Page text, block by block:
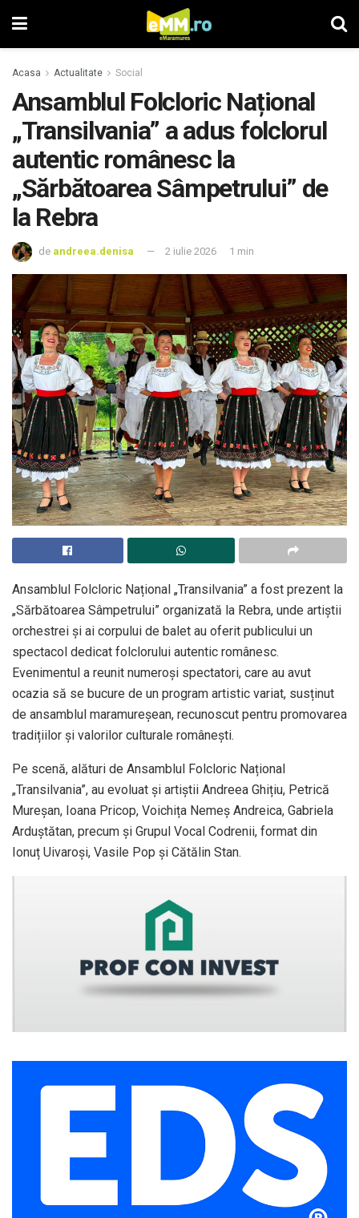
Acasa Actualitate Social
Ansamblul Folcloric Național
„Transilvania” a adus folclorul
autentic românesc la
„Sărbătoarea Sâmpetrului” de
la Rebra
de andreea.denisa 2 iulie 2026 1 min
Ansamblul Folcloric Național „Transilvania” a fost prezent la
„Sărbătoarea Sâmpetrului” organizată la Rebra, unde artiștii
orchestrei și ai corpului de balet au oferit publicului un
spectacol dedicat folclorului autentic românesc.
Evenimentul a reunit numeroși spectatori, care au avut
ocazia să se bucure de un program artistic variat, susținut
de ansamblul maramureșean, recunoscut pentru promovarea
tradițiilor și valorilor culturale românești.
Pe scenă, alături de Ansamblul Folcloric Național
„Transilvania”, au evoluat și artiștii Andreea Ghițiu, Petrică
Mureșan, Ioana Pricop, Voichița Nemeș Andreica, Gabriela
Arduștătan, precum și Grupul Vocal Codrenii, format din
Ionuț Uivaroși, Vasile Pop și Cătălin Stan.